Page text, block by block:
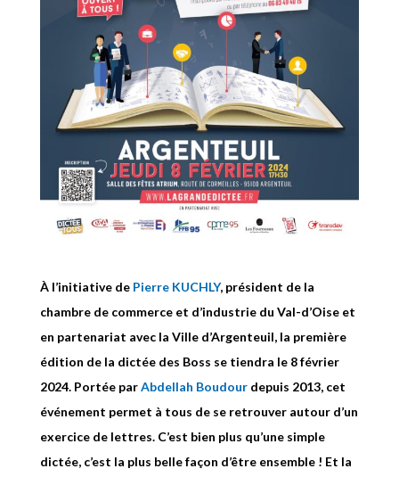
À l’initiative de Pierre KUCHLY, président de la
chambre de commerce et d’industrie du Val-d’Oise et
en partenariat avec la Ville d’Argenteuil, la première
édition de la dictée des Boss se tiendra le 8 février
2024. Portée parAbdellah Boudourdepuis 2013, cet
événement permet à tous de se retrouver autour d’un
exercice de lettres. C’est bien plus qu’une simple
dictée, c’est la plus belle façon d’être ensemble ! Et la